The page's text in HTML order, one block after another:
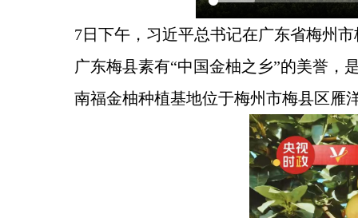
7日下午，习近平总书记在广东省梅州
广东梅县素有“中国金柚之乡”的美誉，
南福金柚种植基地位于梅州市梅县区雁